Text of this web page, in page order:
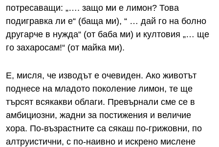
потресаващи: „…. защо ми е лимон? Това
подигравка ли е“ (баща ми), “ … дай го на болно
другарче в нужда“ (от баба ми) и култовия „… ще
го захаросам!“ (от майка ми).
Е, мисля, че изводът е очевиден. Ако животът
поднесе на младото поколение лимон, те ще
търсят всякакви облаги. Превърнали сме се в
амбициозни, жадни за постижения и величие
хора. По-възрастните са сякаш по-грижовни, по
алтруистични, с по-наивно и искрено мислене